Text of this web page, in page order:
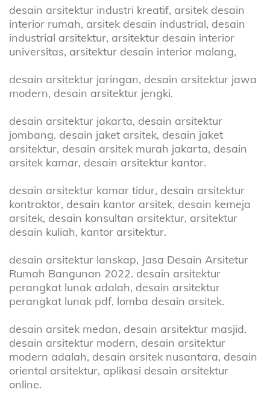
desain arsitektur industri kreatif, arsitek desain
interior rumah, arsitek desain industrial, desain
industrial arsitektur, arsitektur desain interior
universitas, arsitektur desain interior malang,
desain arsitektur jaringan, desain arsitektur jawa
modern, desain arsitektur jengki.
desain arsitektur jakarta, desain arsitektur
jombang. desain jaket arsitek, desain jaket
arsitektur, desain arsitek murah jakarta, desain
arsitek kamar, desain arsitektur kantor.
desain arsitektur kamar tidur, desain arsitektur
kontraktor, desain kantor arsitek, desain kemeja
arsitek, desain konsultan arsitektur, arsitektur
desain kuliah, kantor arsitektur.
desain arsitektur lanskap, Jasa Desain Arsitetur
Rumah Bangunan 2022. desain arsitektur
perangkat lunak adalah, desain arsitektur
perangkat lunak pdf, lomba desain arsitek.
desain arsitek medan, desain arsitektur masjid.
desain arsitektur modern, desain arsitektur
modern adalah, desain arsitek nusantara, desain
oriental arsitektur, aplikasi desain arsitektur
online.